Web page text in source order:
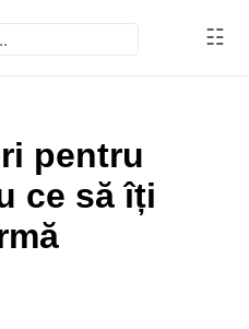
☷
pentru
ce să îți